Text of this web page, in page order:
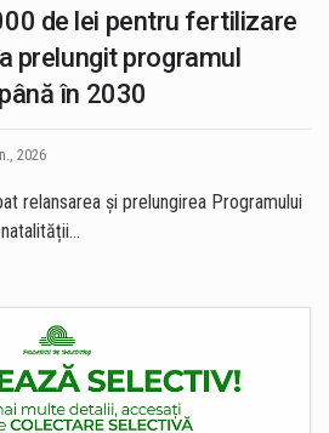
de lei pentru fertilizare
prelungit programul
în 2030
2026
relansarea și prelungirea Programului